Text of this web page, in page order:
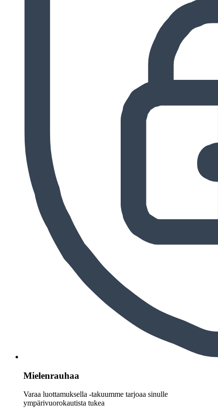
Mielenrauhaa
Varaa luottamuksella -takuumme tarjoaa sinulle
ympärivuorokautista tukea